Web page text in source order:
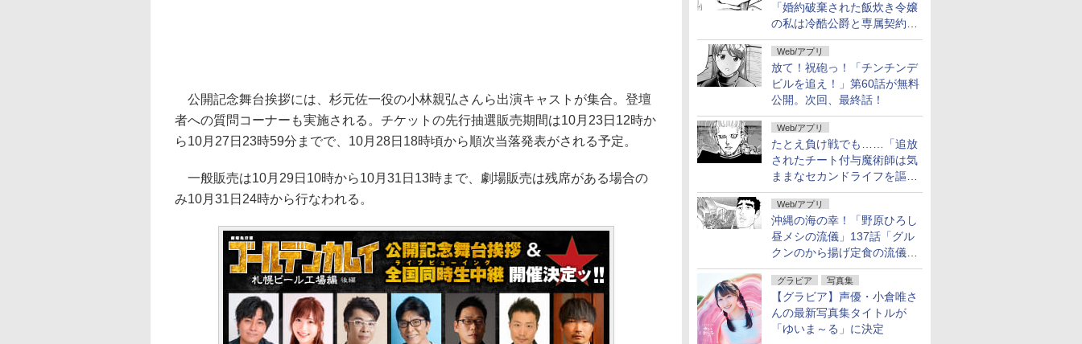
「婚約破棄された飯炊き令嬢
の私は冷酷公爵と専属契約し
ました」の「おまけ24」が無
料公開
Web/アプリ
放て！祝砲っ！「チンチンデ
ビルを追え！」第60話が無料
公開。次回、最終話！
Web/アプリ
たとえ負け戦でも……「追放
されたチート付与魔術師は気
ままなセカンドライフを謳歌
する。」第92話が無料公開。
2人の忠臣
Web/アプリ
沖縄の海の幸！「野原ひろし
昼メシの流儀」137話「グル
クンのから揚げ定食の流儀」
が無料公開
グラビア 写真集
【グラビア】声優・小倉唯さ
んの最新写真集タイトルが
「ゆいま～る」に決定
公開記念舞台挨拶には、杉元佐一役の小林親弘さんら出演キャストが集合。登壇
者への質問コーナーも実施される。チケットの先行抽選販売期間は10月23日12時か
ら10月27日23時59分までで、10月28日18時頃から順次当落発表がされる予定。
一般販売は10月29日10時から10月31日13時まで、劇場販売は残席がある場合の
み10月31日24時から行なわれる。